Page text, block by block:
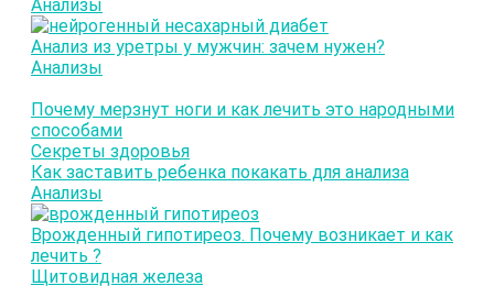
Анализы
Анализ из уретры у мужчин: зачем нужен?
Анализы
Почему мерзнут ноги и как лечить это народными
способами
Секреты здоровья
Как заставить ребенка покакать для анализа
Анализы
Врожденный гипотиреоз. Почему возникает и как
лечить ?
Щитовидная железа